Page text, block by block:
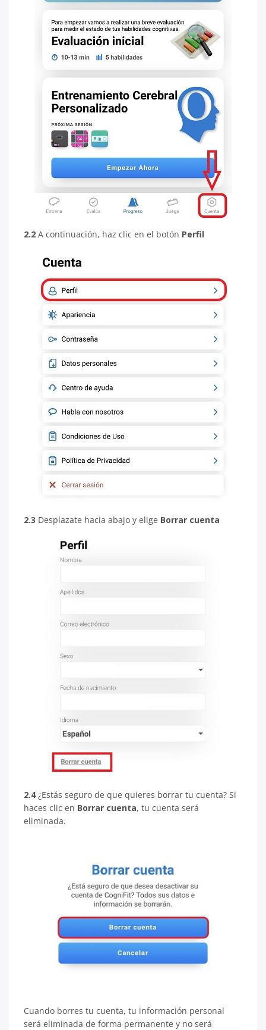
2.2 A continuación, haz clic en el botón Perfil
2.3 Desplazate hacia abajo y elige Borrar cuenta
2.4¿Estás seguro de que quieres borrar tu cuenta? Si
haces clic en Borrar cuenta, tu cuenta será
eliminada.
Cuando borres tu cuenta, tu información personal
será eliminada de forma permanente y no será